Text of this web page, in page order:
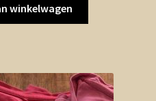
winkelwagen